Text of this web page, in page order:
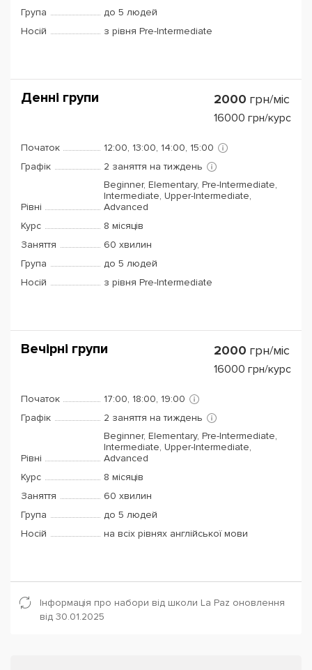
Група
до 5 людей
Носій
з рівня Pre-Intermediate
Денні групи 2000 грн/міс
16000 грн/курс
Початок
12:00, 13:00, 14:00, 15:00
Графік
2 заняття на тиждень
Рівні
Beginner, Elementary, Pre-Intermediate,
Intermediate, Upper-Intermediate,
Advanced
Курс
8 місяців
Заняття
60 хвилин
Група
до 5 людей
Носій
з рівня Pre-Intermediate
Вечірні групи 2000 грн/міс
16000 грн/курс
Початок
17:00, 18:00, 19:00
Графік
2 заняття на тиждень
Рівні
Beginner, Elementary, Pre-Intermediate,
Intermediate, Upper-Intermediate,
Advanced
Курс
8 місяців
Заняття
60 хвилин
Група
до 5 людей
Носій
на всіх рівнях англійської мови
Інформація про набори від школи La Paz оновлення
від 30.01.2025